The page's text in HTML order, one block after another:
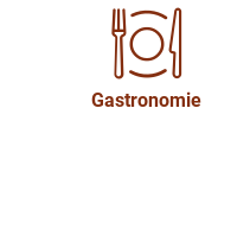
Gastronomie